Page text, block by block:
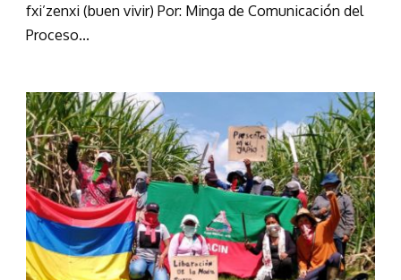
fxi’zenxi (buen vivir) Por: Minga de Comunicación del
Proceso...